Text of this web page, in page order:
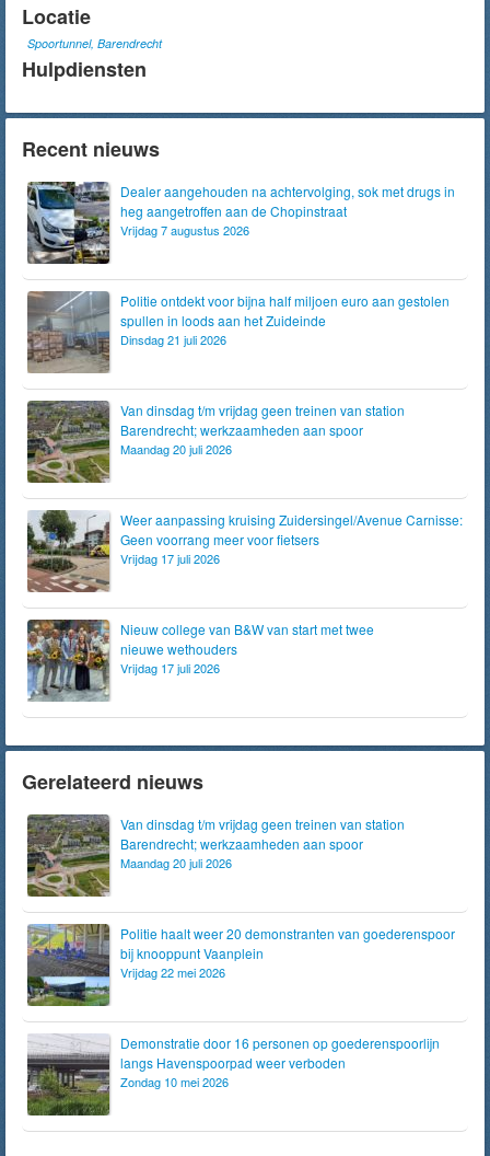
Locatie
Spoortunnel, Barendrecht
Hulpdiensten
Recent nieuws
Dealer aangehouden na achtervolging, sok met drugs in
heg aangetroffen aan de Chopinstraat
Vrijdag 7 augustus 2026
Politie ontdekt voor bijna half miljoen euro aan gestolen
spullen in loods aan het Zuideinde
Dinsdag 21 juli 2026
Van dinsdag t/m vrijdag geen treinen van station
Barendrecht; werkzaamheden aan spoor
Maandag 20 juli 2026
Weer aanpassing kruising Zuidersingel/Avenue Carnisse:
Geen voorrang meer voor fietsers
Vrijdag 17 juli 2026
Nieuw college van B&W van start met twee
nieuwe wethouders
Vrijdag 17 juli 2026
Gerelateerd nieuws
Van dinsdag t/m vrijdag geen treinen van station
Barendrecht; werkzaamheden aan spoor
Maandag 20 juli 2026
Politie haalt weer 20 demonstranten van goederenspoor
bij knooppunt Vaanplein
Vrijdag 22 mei 2026
Demonstratie door 16 personen op goederenspoorlijn
langs Havenspoorpad weer verboden
Zondag 10 mei 2026